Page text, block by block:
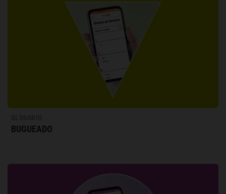
BUGUEADO